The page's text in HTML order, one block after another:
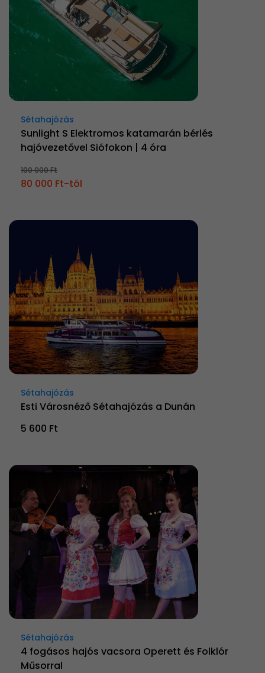
Sétahajózás
Sunlight S Elektromos katamarán bérlés
hajóvezetővel Siófokon | 4 óra
100 000 Ft
80 000 Ft-tól
Sétahajózás
Esti Városnéző Sétahajózás a Dunán
5 600 Ft
Sétahajózás
4 fogásos hajós vacsora Operett és Folklór
Műsorral